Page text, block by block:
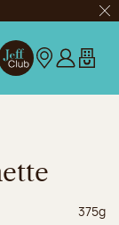
ClubNos Mon
Poids
375g